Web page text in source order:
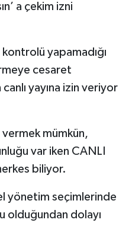
a çekim izni
kontrolü yapamadığı
cesaret
yayına izin veriyor
vermek mümkün,
var iken CANLI
biliyor.
yönetim seçimlerinde
olduğundan dolayı